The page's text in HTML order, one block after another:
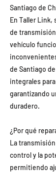
Santiago de
En Taller Link,
de
vehículo
de Santiago
integrales
garantizando
duradero.
¿Por qué
La
control y la
permitiendo